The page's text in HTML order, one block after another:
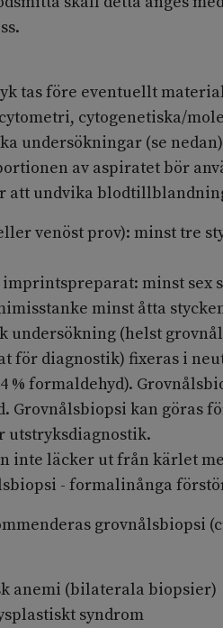
tas före eventuellt
cytogenetiska/
undersökningar (se
av aspiratet bör
att undvika
venöst prov): minst tre
minst sex
minst åtta
undersökning (helst
för diagnostik) fixeras i
% formaldehyd).
Grovnålsbiopsi kan göras
utstryksdiagnostik.
inte läcker ut från kärlet
- formalinånga
grovnålsbiopsi
anemi (bilaterala biopsier)
syndrom